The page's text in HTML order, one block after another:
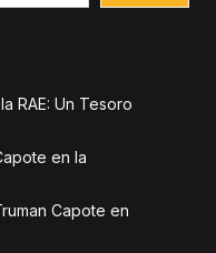
RAE: Un Tesoro
en la
Capote en